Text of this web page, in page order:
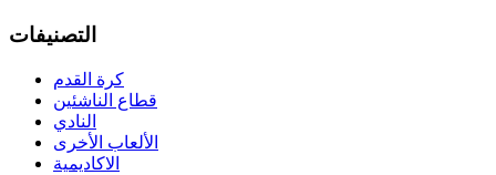
التصنيفات
كرة القدم
قطاع الناشئين
النادي
الألعاب الأخرى
الاكاديمية